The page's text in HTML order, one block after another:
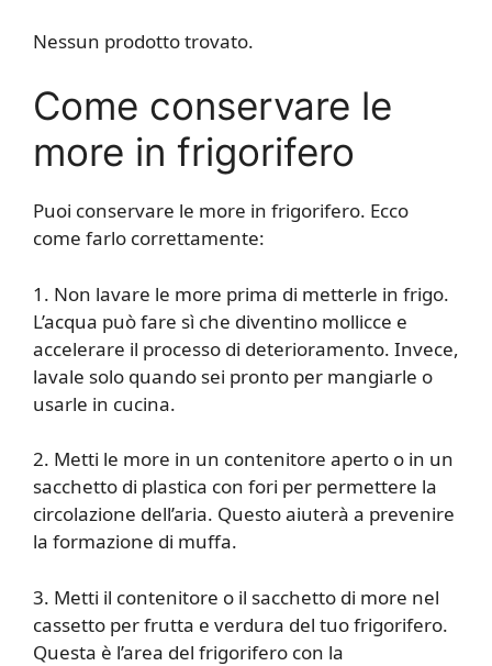
Nessun prodotto trovato.
Come conservare le
more in frigorifero
Puoi conservare le more in frigorifero. Ecco
come farlo correttamente:
1. Non lavare le more prima di metterle in frigo.
L’acqua può fare sì che diventino mollicce e
accelerare il processo di deterioramento. Invece,
lavale solo quando sei pronto per mangiarle o
usarle in cucina.
2. Metti le more in un contenitore aperto o in un
sacchetto di plastica con fori per permettere la
circolazione dell’aria. Questo aiuterà a prevenire
la formazione di muffa.
3. Metti il contenitore o il sacchetto di more nel
cassetto per frutta e verdura del tuo frigorifero.
Questa è l’area del frigorifero con la